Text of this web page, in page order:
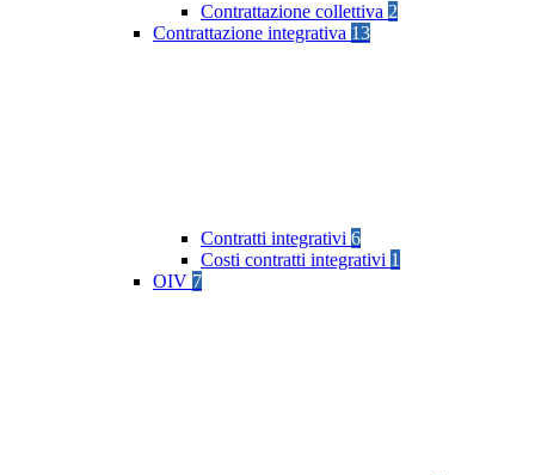
Contrattazione collettiva 2
Contrattazione integrativa 13
Contratti integrativi 6
Costi contratti integrativi 1
OIV 7